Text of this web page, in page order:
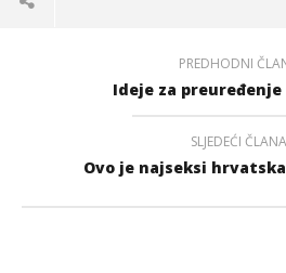
PREDHODNI
Ideje za
SLJEDEĆI
Ovo je najseksi